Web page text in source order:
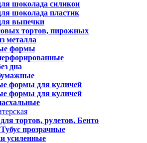
шоколада силикон
шоколада пластик
выпечки
тортов, пирожных
металла
формы
дна
формы для куличей
формы для куличей
тортов, рулетов, Бенто
прозрачные
усиленные